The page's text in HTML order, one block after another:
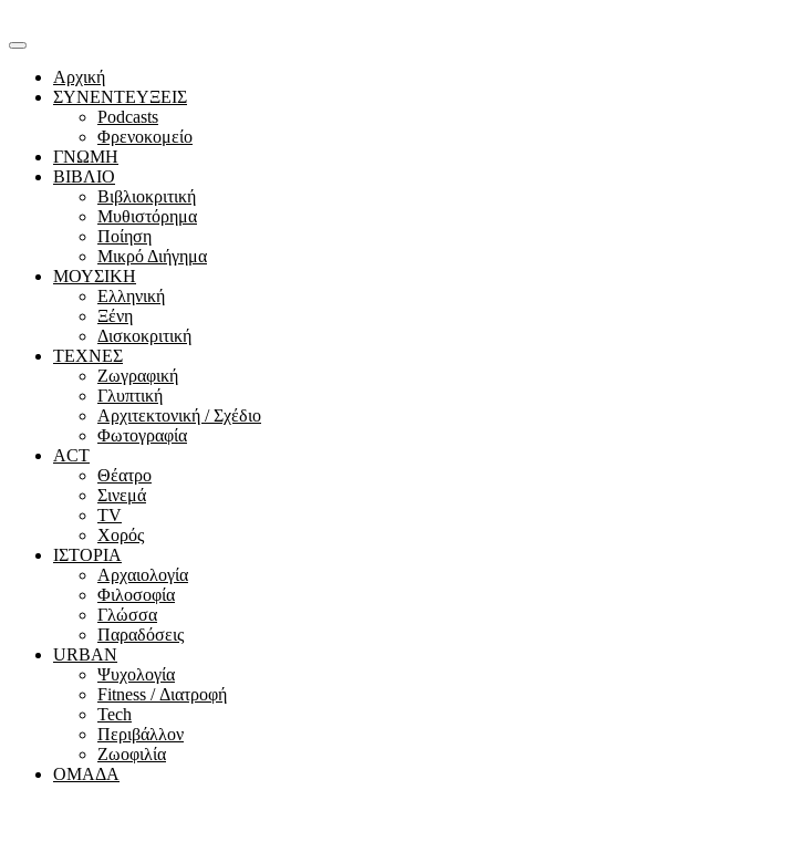
Αρχική
ΣΥΝΕΝΤΕΥΞΕΙΣ
Podcasts
Φρενοκομείο
ΓΝΩΜΗ
ΒΙΒΛΙΟ
Βιβλιοκριτική
Μυθιστόρημα
Ποίηση
Μικρό Διήγημα
ΜΟΥΣΙΚΗ
Ελληνική
Ξένη
Δισκοκριτική
ΤΕΧΝΕΣ
Ζωγραφική
Γλυπτική
Αρχιτεκτονική / Σχέδιο
Φωτογραφία
ACT
Θέατρο
Σινεμά
ΤV
Χορός
ΙΣΤΟΡΙΑ
Αρχαιολογία
Φιλοσοφία
Γλώσσα
Παραδόσεις
URBAN
Ψυχολογία
Fitness / Διατροφή
Tech
Περιβάλλον
Ζωοφιλία
ΟΜΑΔΑ